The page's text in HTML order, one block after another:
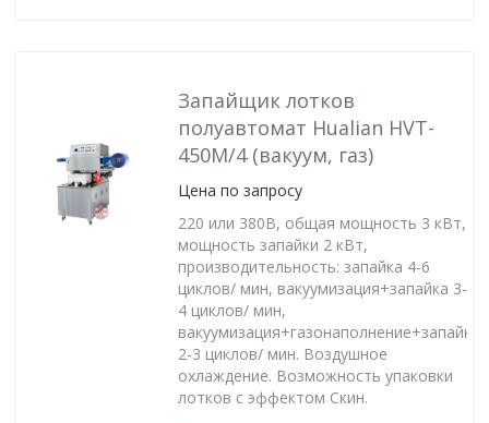
Запайщик лотков
полуавтомат Hualian HVT-
450M/4 (вакуум, газ)
Цена по запросу
220 или 380В, общая мощность 3 кВт,
мощность запайки 2 кВт,
производительность: запайка 4-6
циклов/ мин, вакуумизация+запайка 3-
4 циклов/ мин,
вакуумизация+газонаполнение+запайка
2-3 циклов/ мин. Воздушное
охлаждение. Возможность упаковки
лотков с эффектом Скин.